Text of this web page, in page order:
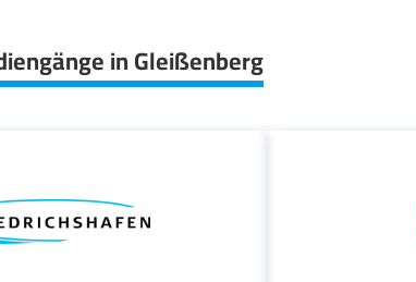
in Gleißenberg